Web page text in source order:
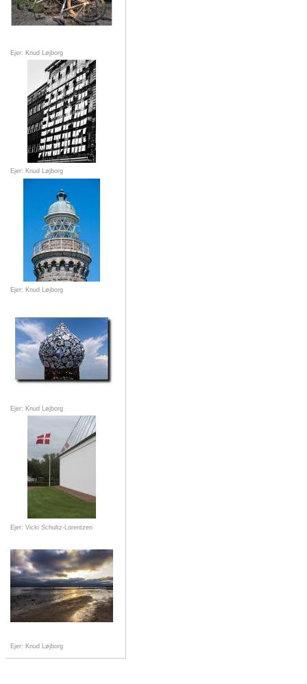
Ejer: Knud Løjborg
Ejer: Knud Løjborg
Ejer: Knud Løjborg
Ejer: Knud Løjborg
Ejer: Vicki Schultz-Lorentzen
Ejer: Knud Løjborg